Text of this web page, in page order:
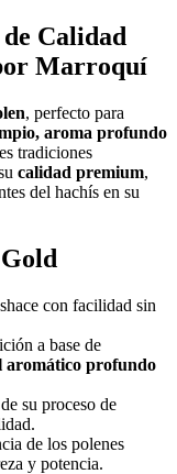
Calidad
Marroquí
, perfecto para
aroma profundo
tradiciones
calidad premium,
del hachís en su
con facilidad sin
a base de
aromático profundo
su proceso de
de los polenes
y potencia.